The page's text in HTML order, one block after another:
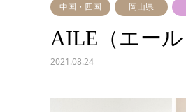
中国・四国 岡山県
AILE（エー
2021.08.24